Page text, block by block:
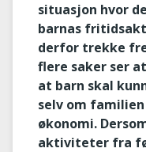
situasjon hvor
barnas
derfor trekke
flere saker ser
at barn skal
selv om
økonomi.
aktiviteter fra